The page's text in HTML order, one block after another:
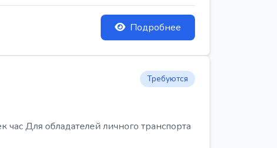
Подробнее
Требуются
обладателей личного транспорта